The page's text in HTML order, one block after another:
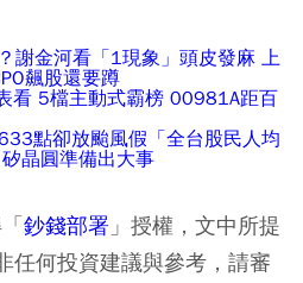
謝金河看「1現象」頭皮發麻 上
飆股還要蹲
看 5檔主動式霸榜 00981A距百
點卻放颱風假「全台股民人均
晶圓準備出大事
鈔錢部署 」授權，文中所提
任何投資建議與參考，請審